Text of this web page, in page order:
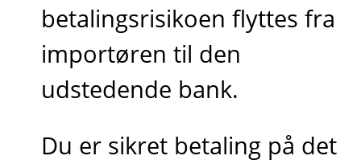
betalingsrisikoen flyttes fra
importøren til den
udstedende bank.
Du er sikret betaling på det